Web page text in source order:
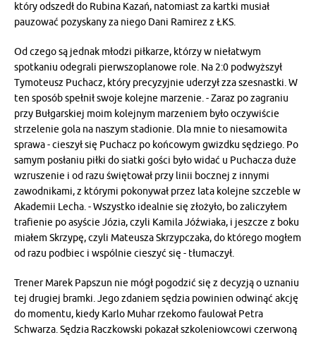
który odszedł do Rubina Kazań, natomiast za kartki musiał
pauzować pozyskany za niego Dani Ramirez z ŁKS.
Od czego są jednak młodzi piłkarze, którzy w niełatwym
spotkaniu odegrali pierwszoplanowe role. Na 2:0 podwyższył
Tymoteusz Puchacz, który precyzyjnie uderzył zza szesnastki. W
ten sposób spełnił swoje kolejne marzenie. - Zaraz po zagraniu
przy Bułgarskiej moim kolejnym marzeniem było oczywiście
strzelenie gola na naszym stadionie. Dla mnie to niesamowita
sprawa - cieszył się Puchacz po końcowym gwizdku sędziego. Po
samym posłaniu piłki do siatki gości było widać u Puchacza duże
wzruszenie i od razu świętował przy linii bocznej z innymi
zawodnikami, z którymi pokonywał przez lata kolejne szczeble w
Akademii Lecha. - Wszystko idealnie się złożyło, bo zaliczyłem
trafienie po asyście Józia, czyli Kamila Jóźwiaka, i jeszcze z boku
miałem Skrzypę, czyli Mateusza Skrzypczaka, do którego mogłem
od razu podbiec i wspólnie cieszyć się - tłumaczył.
Trener Marek Papszun nie mógł pogodzić się z decyzją o uznaniu
tej drugiej bramki. Jego zdaniem sędzia powinien odwinąć akcję
do momentu, kiedy Karlo Muhar rzekomo faulował Petra
Schwarza. Sędzia Raczkowski pokazał szkoleniowcowi czerwoną